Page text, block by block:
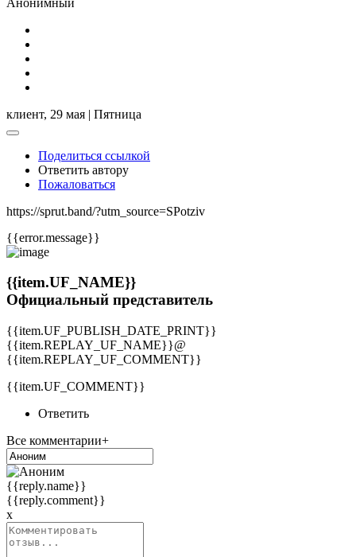
клиент, 29 мая | Пятница
Поделиться ссылкой
Ответить автору
Пожаловаться
https://sprut.band/?utm_source=SPotziv
{{error.message}}
{{item.UF_NAME}}
Официальный представитель
{{item.UF_PUBLISH_DATE_PRINT}}
{{item.REPLAY_UF_NAME}}@
{{item.REPLAY_UF_COMMENT}}
{{item.UF_COMMENT}}
Ответить
Все комментарии+
{{reply.name}}
{{reply.comment}}
x